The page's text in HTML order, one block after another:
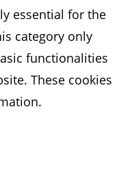
essential for the
category only
functionalities
These cookies